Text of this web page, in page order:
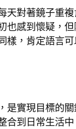
天對著鏡子重
也感到懷疑，
樣，肯定語言
是實現目標的
合到日常生活中